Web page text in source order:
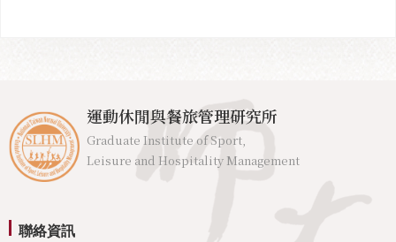
運動休閒與餐旅管理研究所
Graduate Institute of Sport,
Leisure and Hospitality Management
聯絡資訊